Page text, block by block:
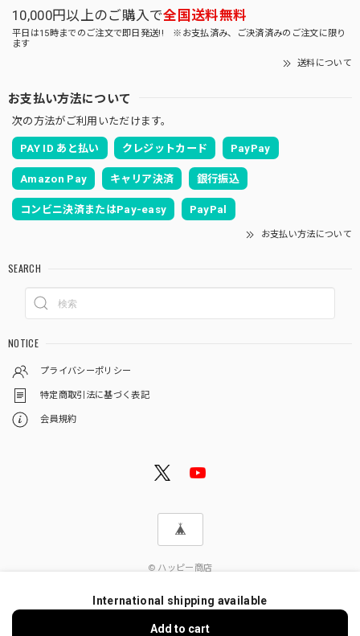
10,000円以上のご購入で全国送料無料
平日は15時までのご注文で即日発送!! ※お支払済み、ご決済済みのご注文に限り
ます
送料について
お支払い方法について
次の方法がご利用いただけます。
PAY ID あと払い クレジットカード PayPay
Amazon Pay キャリア決済 銀行振込
コンビニ決済またはPay-easy PayPal
お支払い方法について
SEARCH
NOTICE
プライバシーポリシー
特定商取引法に基づく表記
会員規約
© ハッピー商店
International shipping available
Add to cart